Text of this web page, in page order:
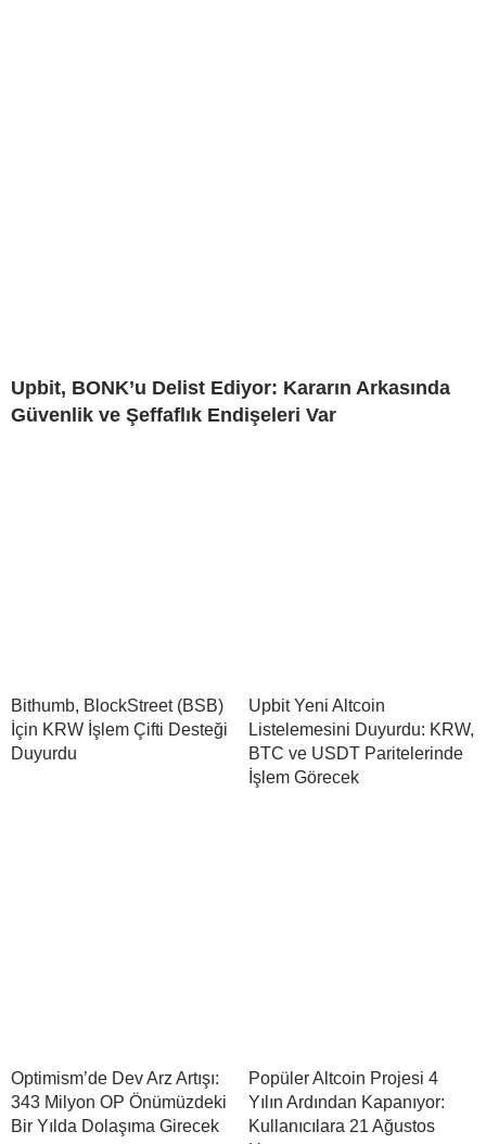
Upbit, BONK’u Delist Ediyor: Kararın Arkasında
Güvenlik ve Şeffaflık Endişeleri Var
Bithumb, BlockStreet (BSB)
İçin KRW İşlem Çifti Desteği
Duyurdu
Upbit Yeni Altcoin
Listelemesini Duyurdu: KRW,
BTC ve USDT Paritelerinde
İşlem Görecek
Optimism’de Dev Arz Artışı:
343 Milyon OP Önümüzdeki
Bir Yılda Dolaşıma Girecek
Popüler Altcoin Projesi 4
Yılın Ardından Kapanıyor:
Kullanıcılara 21 Ağustos